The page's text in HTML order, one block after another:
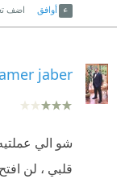
أوافق اضف
jaber
شو الي
قلبي ، لن